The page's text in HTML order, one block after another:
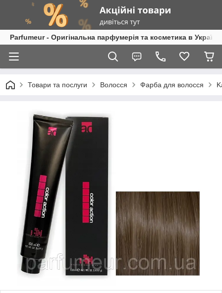
Parfumeur - Оригінальна парфумерія та косметика в Україні
Товари та послуги Волосся Фарба для волосся